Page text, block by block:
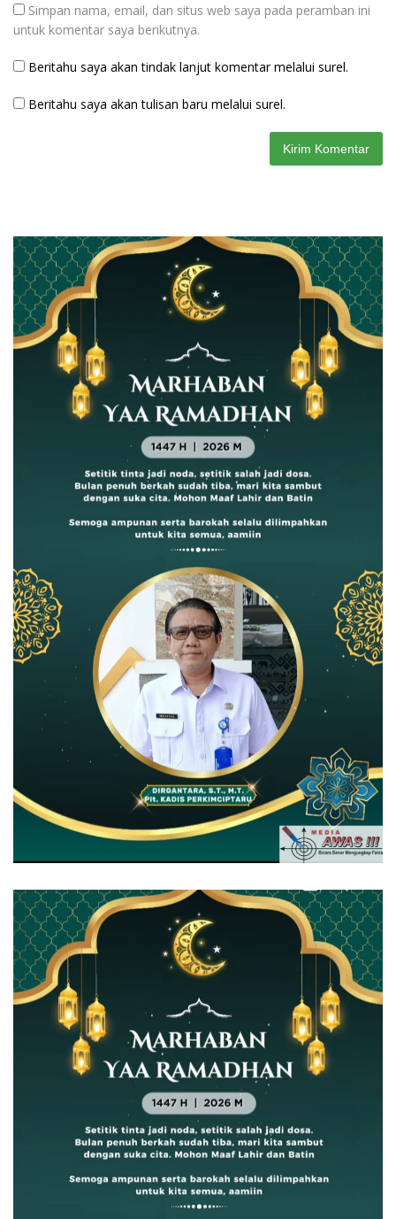
Simpan nama, email, dan situs web saya pada peramban ini
untuk komentar saya berikutnya.
Beritahu saya akan tindak lanjut komentar melalui surel.
Beritahu saya akan tulisan baru melalui surel.